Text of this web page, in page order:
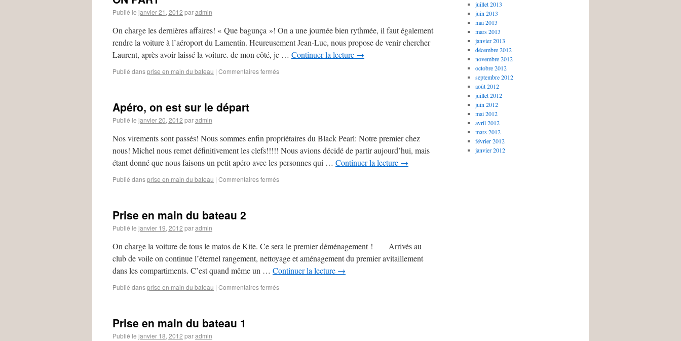
Publié le janvier 21, 2012 paradmin
On charge les dernières affaires! « Que bagunça »! On a une journée bien rythmée, il faut également
rendre la voiture à l’aéroport du Lamentin. Heureusement Jean-Luc, nous propose de venir chercher
Laurent, après avoir laissé la voiture. de mon côté, je … Continuer la lecture →
Publié dansprise en main du bateau | Commentaires fermés
Apéro, on est sur le départ
Publié le janvier 20, 2012 paradmin
Nos virements sont passés! Nous sommes enfin propriétaires du Black Pearl: Notre premier chez
nous! Michel nous remet définitivement les clefs!!!!! Nous avions décidé de partir aujourd’hui, mais
étant donné que nous faisons un petit apéro avec les personnes qui … Continuer la lecture →
Publié dansprise en main du bateau | Commentaires fermés
Prise en main du bateau 2
Publié le janvier 19, 2012 paradmin
On charge la voiture de tous le matos de Kite. Ce sera le premier déménagement ! Arrivés au
club de voile on continue l’éternel rangement, nettoyage et aménagement du premier avitaillement
dans les compartiments. C’est quand même un … Continuer la lecture →
Publié dansprise en main du bateau | Commentaires fermés
Prise en main du bateau 1
Publié le janvier 18, 2012 paradmin
juillet 2013
juin 2013
mai 2013
mars 2013
janvier 2013
décembre 2012
novembre 2012
octobre 2012
septembre 2012
août 2012
juillet 2012
juin 2012
mai 2012
avril 2012
mars 2012
février 2012
janvier 2012